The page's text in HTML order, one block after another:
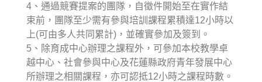
4、通過競賽提案的團隊，自徵件開始至在實作結
束前，團隊至少需有參與培訓課程累積達12小時以
上(可由多人共同累計)，並確實參加及簽到。
5、除育成中心辦理之課程外，可參加本校教學卓
越中心、社會參與中心及花蓮縣政府青年發展中心
所辦理之相關課程，亦可認抵12小時之課程時數。